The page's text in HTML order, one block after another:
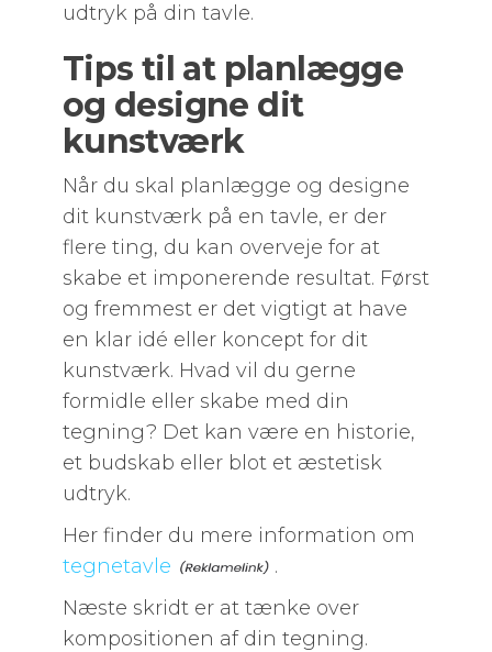
udtryk på din tavle.
Tips til at planlægge
og designe dit
kunstværk
Når du skal planlægge og designe
dit kunstværk på en tavle, er der
flere ting, du kan overveje for at
skabe et imponerende resultat. Først
og fremmest er det vigtigt at have
en klar idé eller koncept for dit
kunstværk. Hvad vil du gerne
formidle eller skabe med din
tegning? Det kan være en historie,
et budskab eller blot et æstetisk
udtryk.
Her finder du mere information om
tegnetavle
.
Næste skridt er at tænke over
kompositionen af din tegning.